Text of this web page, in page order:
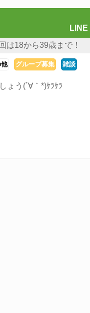
は18から39歳まで！
グループ募集 雑談
ょう(´∀｀*)ｹﾗｹﾗ